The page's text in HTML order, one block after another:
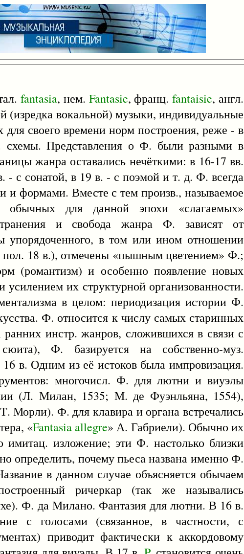
fantasia, нем. Fantasie, франц.fantaisie, англ.
(изредка вокальной) музыки, индивидуальные
своего времени норм построения, реже - в
схемы. Представления о Ф. были разными в
жанра оставались нечёткими: в 16-17 вв.
- с сонатой, в 19 в. - с поэмой и т. д. Ф. всегда
и формами. Вместе с тем произв., называемое
для данной эпохи «слагаемых»
и свобода жанра Ф. зависят от
в том или ином отношении
пол. 18 в.), отмечены «пышным цветением» Ф.;
(романтизм) и особенно появление новых
их структурной организованности.
в целом: периодизация истории Ф.
Ф. относится к числу самых старинных
инстр. жанров, сложившихся в связи с
Ф. базируется на собственно-муз.
в. Одним из её истоков была импровизация.
многочисл. Ф. для лютни и виуэлы
(Л. Милан, 1535; М. де Фуэнльяна, 1554),
Ф. для клавира и органа встречались
«Fantasia allegre» А. Габриели). Обычно их
имитац. изложение; эти Ф. настолько близки
определить, почему пьеса названа именно Ф.
в данном случае объясняется обычаем
ричеркар (так же назывались
Ф. да Милано. Фантазия для лютни. В 16 в.
с голосами (связанное, в частности, с
приводит фактически к аккордовому